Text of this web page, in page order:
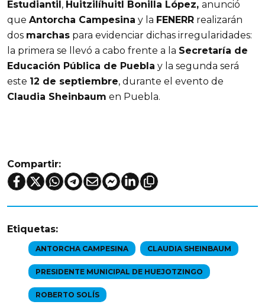
Estudiantil, Huitzilíhuitl Bonilla López, anunció
que Antorcha Campesina y la FENERR realizarán
dos marchas para evidenciar dichas irregularidades:
la primera se llevó a cabo frente a la Secretaría de
Educación Pública de Puebla y la segunda será
este 12 de septiembre
Claudia Sheinbaum en Puebla.
Compartir:
Etiquetas:
ANTORCHA CAMPESINA CLAUDIA SHEINBAUM
PRESIDENTE MUNICIPAL DE HUEJOTZINGO
ROBERTO SOLÍS